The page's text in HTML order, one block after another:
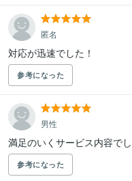
匿名
対応が迅速でした！
参考になった
男性
満足のいくサービス内容で
参考になった